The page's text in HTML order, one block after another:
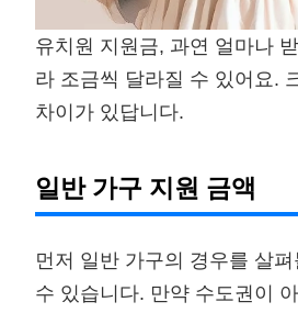
유치원 지원금, 과연 얼마나
라 조금씩 달라질 수 있어요.
차이가 있답니다.
일반 가구 지원 금액
먼저 일반 가구의 경우를 살
수 있습니다. 만약 수도권이